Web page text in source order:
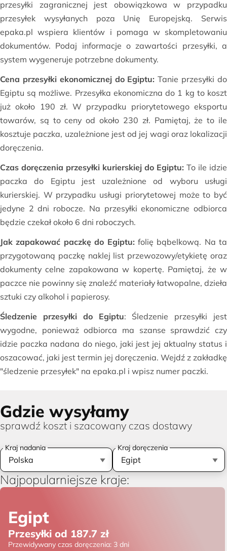
przesyłki zagranicznej jest obowiązkowa w przypadku
przesyłek wysyłanych poza Unię Europejską. Serwis
epaka.pl wspiera klientów i pomaga w skompletowaniu
dokumentów. Podaj informacje o zawartości przesyłki, a
system wygeneruje potrzebne dokumenty.
Cena przesyłki ekonomicznej do Egiptu:Tanie przesyłki do
Egiptu są możliwe. Przesyłka ekonomiczna do 1 kg to koszt
już około 190 zł. W przypadku priorytetowego eksportu
towarów, są to ceny od około 230 zł. Pamiętaj, że to ile
kosztuje paczka, uzależnione jest od jej wagi oraz lokalizacji
doręczenia.
Czas doręczenia przesyłki kurierskiej do Egiptu: To ile idzie
paczka do Egiptu jest uzależnione od wyboru usługi
kurierskiej. W przypadku usługi priorytetowej może to być
jedyne 2 dni robocze. Na przesyłki ekonomiczne odbiorca
będzie czekał około 6 dni roboczych.
Jak zapakować paczkę do Egiptu: folię bąbelkową. Na ta
przygotowaną paczkę naklej list przewozowy/etykietę oraz
dokumenty celne zapakowana w kopertę. Pamiętaj, że w
paczce nie powinny się znaleźć materiały łatwopalne, dzieła
sztuki czy alkohol i papierosy.
Śledzenie przesyłki do Egiptu: Śledzenie przesyłki jest
wygodne, ponieważ odbiorca ma szanse sprawdzić czy
idzie paczka nadana do niego, jaki jest jej aktualny status i
oszacować, jaki jest termin jej doręczenia. Wejdź z zakładkę
"śledzenie przesyłek" na epaka.pl i wpisz numer paczki.
Gdzie wysyłamy
sprawdź koszt i szacowany czas dostawy
Kraj nadania Kraj doręczenia
Najpopularniejsze kraje:
Egipt
Przesyłki od 187.7 zł
Przewidywany czas doręczenia: 3 dni